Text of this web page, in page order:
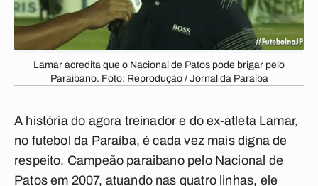
Lamar acredita que o Nacional de Patos pode brigar pelo
Paraibano. Foto: Reprodução / Jornal da Paraíba
A história do agora treinador e do ex-atleta Lamar,
no futebol da Paraíba, é cada vez mais digna de
respeito. Campeão paraibano pelo Nacional de
Patos em 2007, atuando nas quatro linhas, ele